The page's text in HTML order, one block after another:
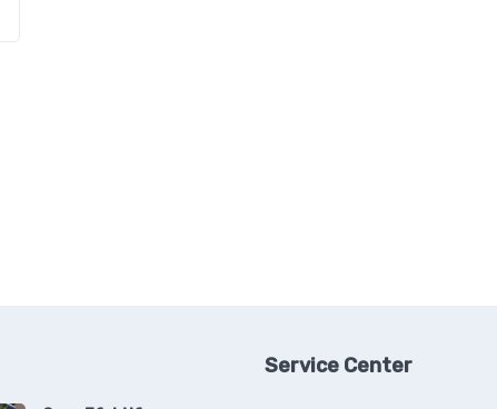
Service Center